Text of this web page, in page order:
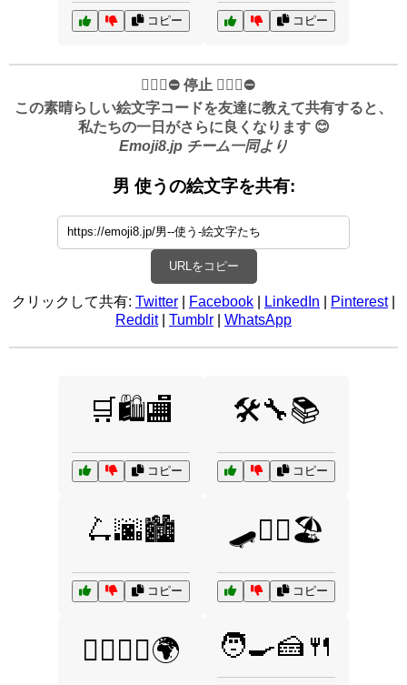
コピー コピー
✋🏻🛑⛔️ 停止 ✋🏻🛑⛔️
この素晴らしい絵文字コードを友達に教えて共有すると、
私たちの一日がさらに良くなります 😊
Emoji8.jp チーム一同より
男 使うの絵文字を共有:
URLをコピー
クリックして共有: Twitter Facebook LinkedIn Pinterest|
Reddit| Tumblr WhatsApp
🛒🛍️🏬
コピー
🛠️🔧📚
コピー
🛴🌆🏙️
コピー
🛹🏄‍♂️🏖️
コピー
🦸‍♂️🦹‍♂️🌍 🧑‍🍳🍰🍴